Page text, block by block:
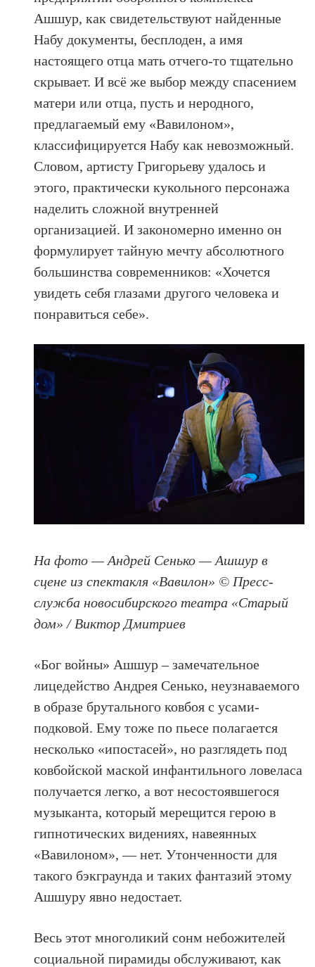
Ашшур, как свидетельствуют найденные
Набу документы, бесплоден, а имя
настоящего отца мать отчего-то тщательно
скрывает. И всё же выбор между спасением
матери или отца, пусть и неродного,
предлагаемый ему «Вавилоном»,
классифицируется Набу как невозможный.
Словом, артисту Григорьеву удалось и
этого, практически кукольного персонажа
наделить сложной внутренней
организацией. И закономерно именно он
формулирует тайную мечту абсолютного
большинства современников: «Хочется
увидеть себя глазами другого человека и
понравиться себе».
На фото — Андрей Сенько — Ашшур в
сцене из спектакля «Вавилон» © Пресс-
служба новосибирского театра «Старый
дом» / Виктор Дмитриев
«Бог войны» Ашшур – замечательное
лицедейство Андрея Сенько, неузнаваемого
в образе брутального ковбоя с усами-
подковой. Ему тоже по пьесе полагается
несколько «ипостасей», но разглядеть под
ковбойской маской инфантильного ловеласа
получается легко, а вот несостоявшегося
музыканта, который мерещится герою в
гипнотических видениях, навеянных
«Вавилоном», — нет. Утонченности для
такого бэкграунда и таких фантазий этому
Ашшуру явно недостает.
Весь этот многоликий сонм небожителей
социальной пирамиды обслуживают, как